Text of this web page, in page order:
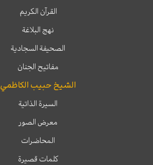
القرآن الكريم
نهج البلاغة
الصحيفة السجادية
مفاتيح الجنان
الشيخ حبيب الكاظمي
السيرة الذاتية
معرض الصور
المحاضرات
كلمات قصيرة